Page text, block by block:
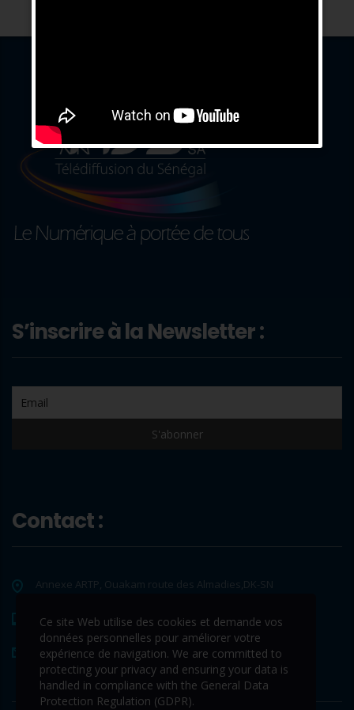
S’inscrire à la Newsletter :
Contact :
Annexe ARTP, Ouakam route des Almadies,DK-SN
+221 33 865 65 62
contact@www.tds-sa.sn
Ce site Web utilise des cookies et demande vos
données personnelles pour améliorer votre
expérience de navigation. We are committed to
protecting your privacy and ensuring your data is
handled in compliance with the General Data
Protection Regulation (GDPR).